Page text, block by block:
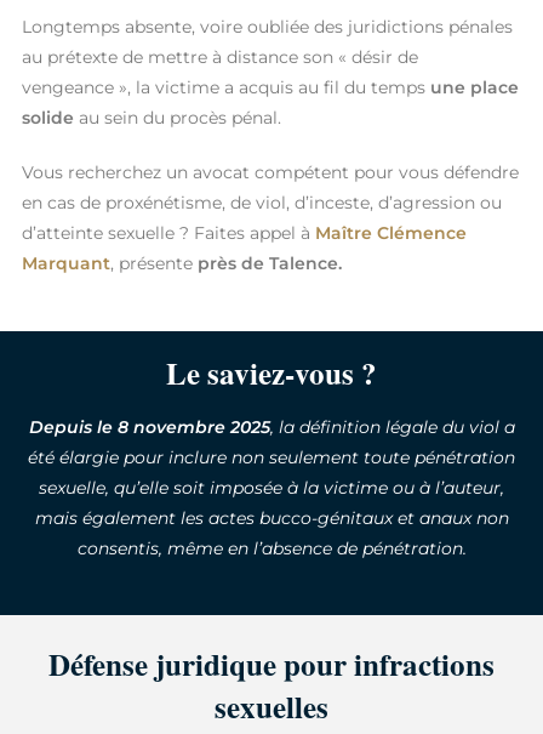
Longtemps absente, voire oubliée des juridictions pénales
au prétexte de mettre à distance son « désir de
vengeance », la victime a acquis au fil du temps une place
solide au sein du procès pénal.
Vous recherchez un avocat compétent pour vous défendre
en cas de proxénétisme, de viol, d’inceste, d’agression ou
d’atteinte sexuelle ? Faites appel à Maître Clémence
Marquant, présente près de Talence.
Le saviez-vous ?
Depuis le 8 novembre 2025, la définition légale du viol a
été élargie pour inclure non seulement toute pénétration
sexuelle, qu’elle soit imposée à la victime ou à l’auteur,
mais également les actes bucco-génitaux et anaux non
consentis, même en l’absence de pénétration.
Défense juridique pour infractions
sexuelles